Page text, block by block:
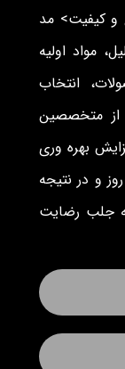
و کیفیت> مد
مواد اولیه
انتخاب
از متخصصین
بهره وری
و در نتیجه
جلب رضایت